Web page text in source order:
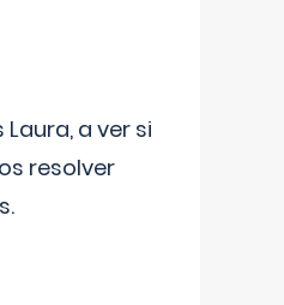
Laura, a ver si
resolver